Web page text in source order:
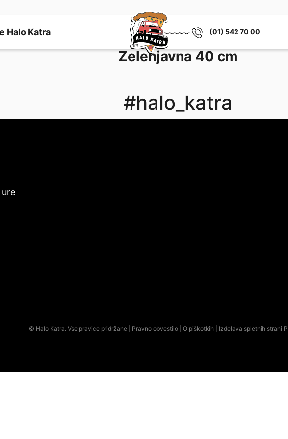
Halo Katra (01) 542 70 00
Zelenjavna 40 cm
#halo_katra
ure
© Halo Katra. Vse pravice pridržane | Pravno obvestilo O piškotkih | Izdelava spletnih strani